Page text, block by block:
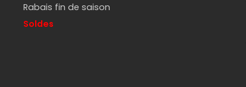
Rabais fin de saison
Soldes